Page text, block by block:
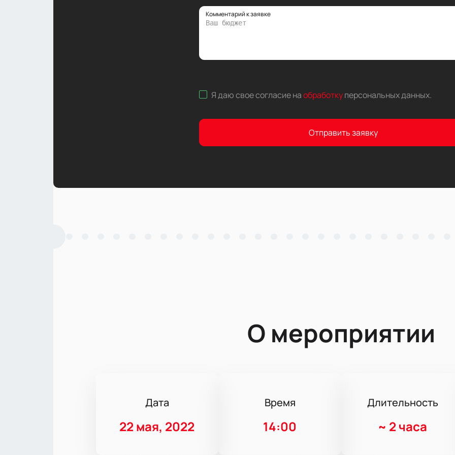
Комментарий к заявке
Я даю свое согласие наобработку персональных данных.
Отправить заявку
О мероприятии
Дата
22 мая, 2022
Время
14:00
Длительность
~ 2 часа